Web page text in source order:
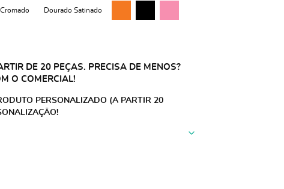
Cromado Dourado Satinado
DE 20 PEÇAS. PRECISA DE MENOS?
O COMERCIAL!
PERSONALIZADO (A PARTIR 20